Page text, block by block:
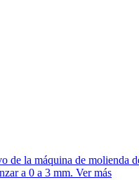
la máquina de molienda
a 0 a 3 mm. Ver más